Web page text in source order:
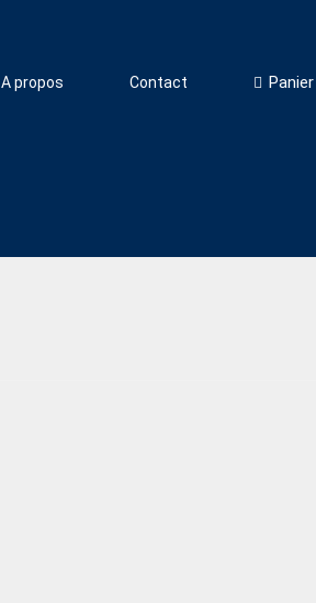
A propos Contact Panier